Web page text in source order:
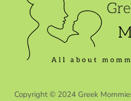
Copyright © 2024 Greek